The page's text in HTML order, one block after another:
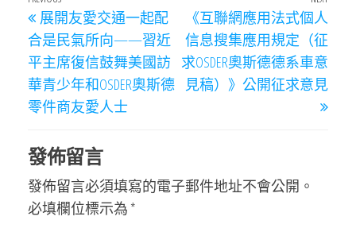
章
導
覽
Post展開友愛交通一起配
合是民氣所向——習近
平主席復信鼓舞美國訪
華青少年和OSDER奧斯德
零件商友愛人士
Post
《互聯網應用法式個人
信息搜集應用規定（征
求OSDER奧斯德德系車意
見稿）》公開征求意見
發佈留言
發佈留言必須填寫的電子郵件地址不會公開。
必填欄位標示為 *